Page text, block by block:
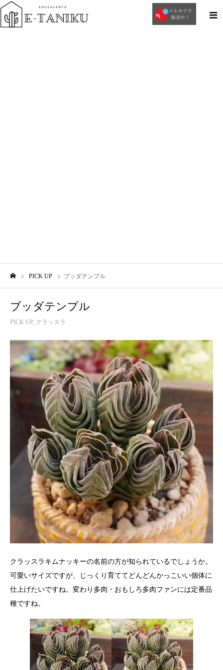
PICK UP ブッダテンプル
ブッダテンプル
PICK UP クラッスラ
クラッスラキムナッキーの名前の方が知られているでしょうか。
可愛いサイズですが、じっくり育ててどんどんかっこいい個体に
仕上げたいですね。変わり多肉・おもしろ多肉ファンには定番品
種ですね。